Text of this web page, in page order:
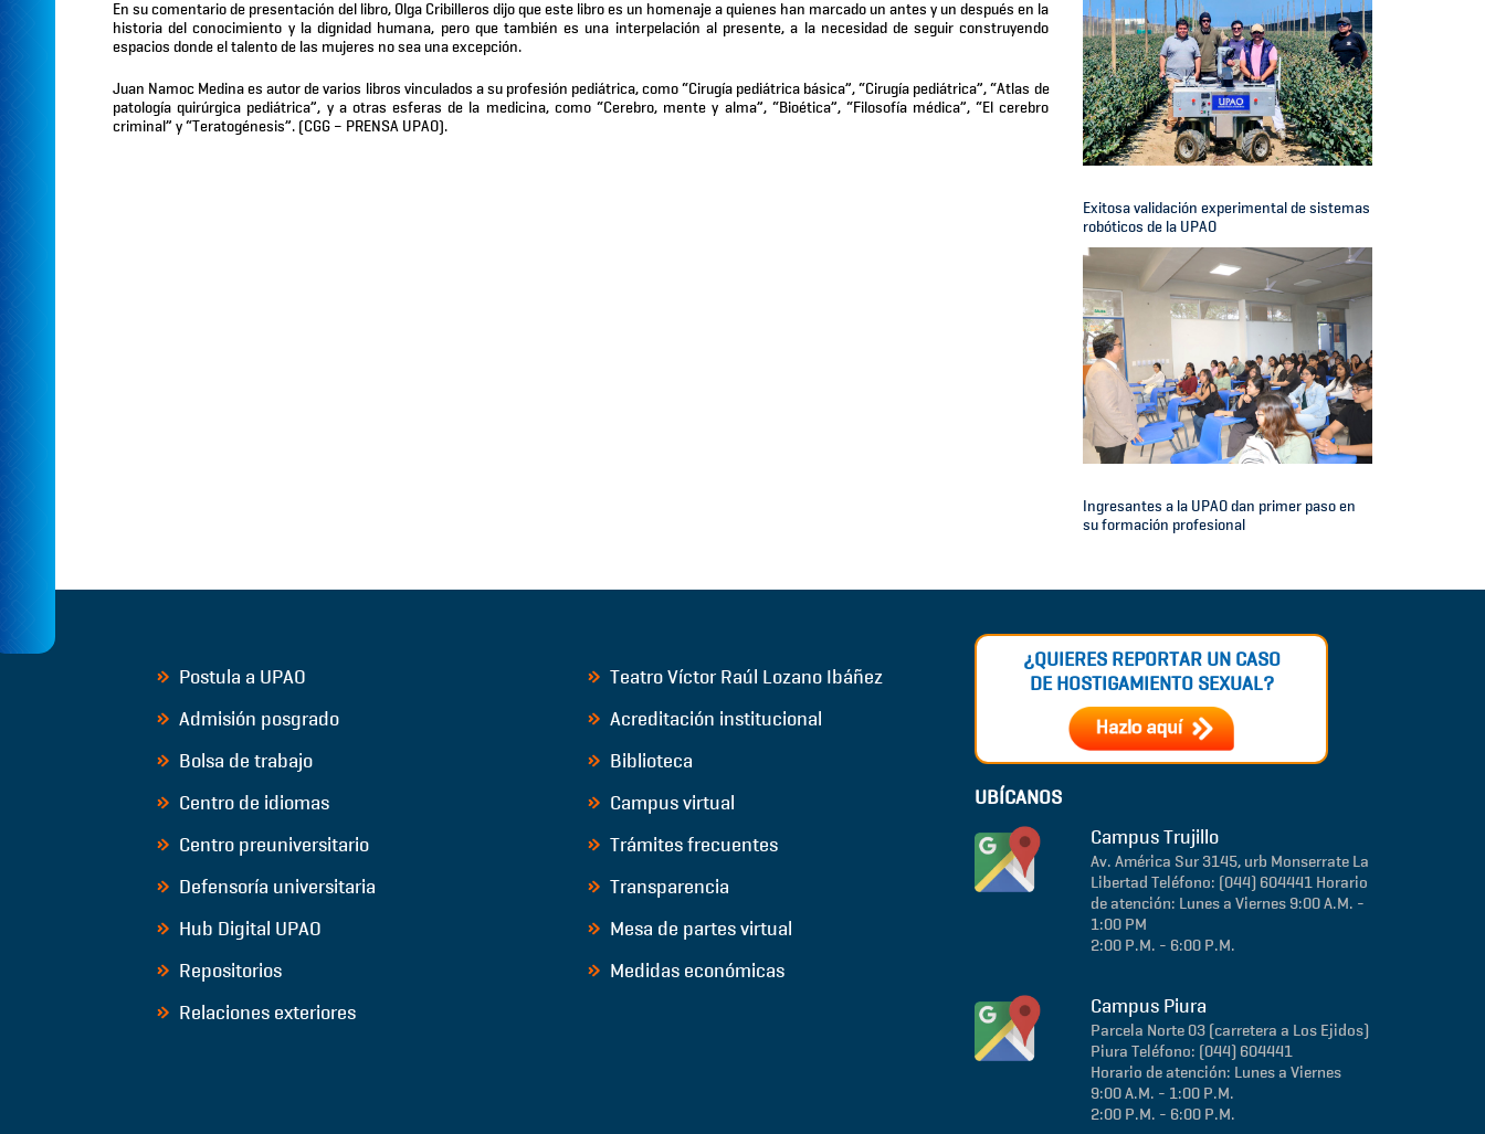
En su comentario de presentación del libro, Olga Cribilleros dijo que este libro es un homenaje a quienes han marcado un antes y un después en la
historia del conocimiento y la dignidad humana, pero que también es una interpelación al presente, a la necesidad de seguir construyendo
espacios donde el talento de las mujeres no sea una excepción.
Juan Namoc Medina es autor de varios libros vinculados a su profesión pediátrica, como “Cirugía pediátrica básica”, “Cirugía pediátrica”, “Atlas de
patología quirúrgica pediátrica”, y a otras esferas de la medicina, como “Cerebro, mente y alma”, “Bioética”, “Filosofía médica”, “El cerebro
criminal” y “Teratogénesis”. (CGG – PRENSA UPAO).
Exitosa validación experimental de sistemas
robóticos de la UPAO
Ingresantes a la UPAO dan primer paso en
su formación profesional
Postula a UPAO
Admisión posgrado
Bolsa de trabajo
Centro de idiomas
Centro preuniversitario
Defensoría universitaria
Hub Digital UPAO
Repositorios
Relaciones exteriores
Teatro Víctor Raúl Lozano Ibáñez
Acreditación institucional
Biblioteca
Campus virtual
Trámites frecuentes
Transparencia
Mesa de partes virtual
Medidas económicas
¿QUIERES REPORTAR UN CASO
DE HOSTIGAMIENTO SEXUAL?
UBÍCANOS
Campus Trujillo
Av. América Sur 3145, urb Monserrate La
Libertad Teléfono: (044) 604441 Horario
de atención: Lunes a Viernes 9:00 A.M. -
1:00 PM
2:00 P.M. - 6:00 P.M.
Campus Piura
Parcela Norte 03 (carretera a Los Ejidos)
Piura Teléfono: (044) 604441
Horario de atención: Lunes a Viernes
9:00 A.M. - 1:00 P.M.
2:00 P.M. - 6:00 P.M.